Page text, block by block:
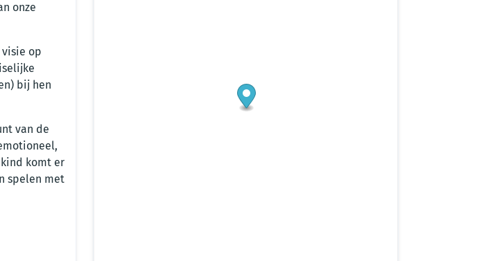
onze
visie op
bij hen
van de
komt er
spelen met